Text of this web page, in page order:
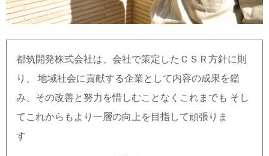
都筑開発株式会社は、会社で策定したＣＳＲ方針に則
り、
地域社会に貢献する企業として内容の成果を鑑
み、その改善と努力を惜しむことなくこれまでも そし
てこれからもより一層の向上を目指して頑張りま
す